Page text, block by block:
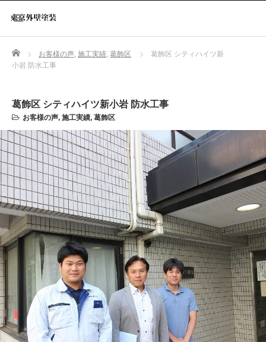
Home お客様の声, 施工実績, 葛飾区
葛飾区 シティハイツ新
小岩 防水工事
葛飾区 シティハイツ新小岩 防水工事
お客様の声, 施工実績, 葛飾区